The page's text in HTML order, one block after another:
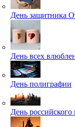
День защитника
День всех
День полиграфии
День российского